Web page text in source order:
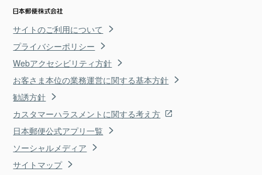
サイトのご利用について
プライバシーポリシー
Webアクセシビリティ方針
お客さま本位の業務運営に関する基本方針
勧誘方針
カスタマーハラスメントに関する考え方
日本郵便公式アプリ一覧
ソーシャルメディア
サイトマップ